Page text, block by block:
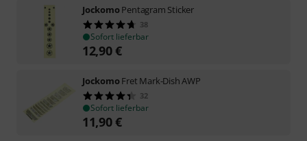
JockomoPentagram Sticker
38
Sofort lieferbar
12,90€
JockomoFret Mark-Dish AWP
32
Sofort lieferbar
11,90€